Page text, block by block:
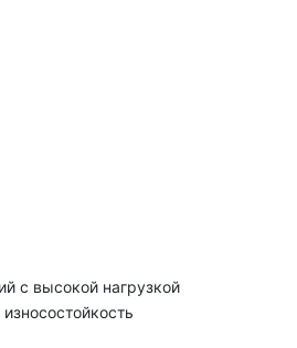
с высокой нагрузкой